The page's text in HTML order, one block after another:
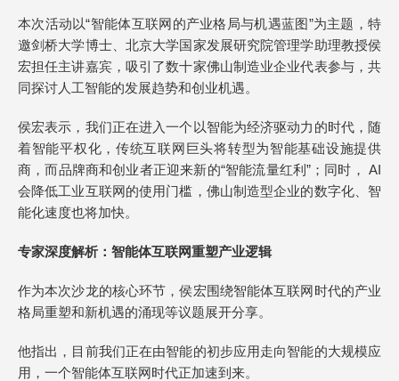
本次活动以“智能体互联网的产业格局与机遇蓝图”为主题，特
邀剑桥大学博士、北京大学国家发展研究院管理学助理教授侯
宏担任主讲嘉宾，吸引了数十家佛山制造业企业代表参与，共
同探讨人工智能的发展趋势和创业机遇。
侯宏表示，我们正在进入一个以智能为经济驱动力的时代，随
着智能平权化，传统互联网巨头将转型为智能基础设施提供
商，而品牌商和创业者正迎来新的“智能流量红利”；同时， AI
会降低工业互联网的使用门槛，佛山制造型企业的数字化、智
能化速度也将加快。
专家深度解析：智能体互联网重塑产业逻辑
作为本次沙龙的核心环节，侯宏围绕智能体互联网时代的产业
格局重塑和新机遇的涌现等议题展开分享。
他指出，目前我们正在由智能的初步应用走向智能的大规模应
用，一个智能体互联网时代正加速到来。